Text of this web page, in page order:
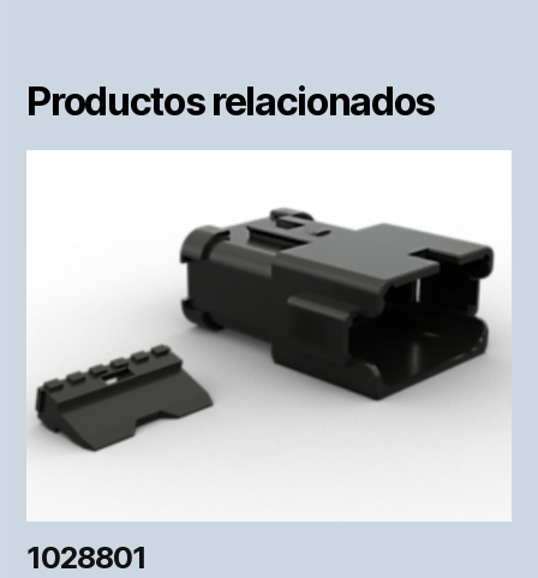
Productos relacionados
1028801